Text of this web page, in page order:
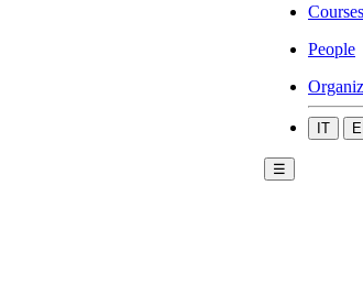
Courses
People
IT
☰